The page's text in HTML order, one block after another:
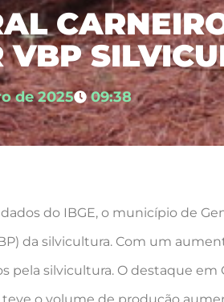
VBP
de 2025 09:38
do IBGE, o município de
da silvicultura. Com um
pela silvicultura. O destaque
o volume de produção